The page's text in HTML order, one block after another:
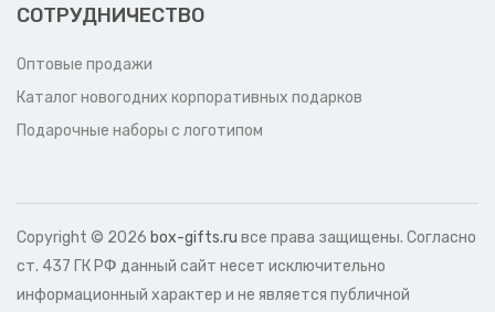
СОТРУДНИЧЕСТВО
Оптовые продажи
Каталог новогодних корпоративных подарков
Подарочные наборы с логотипом
Copyright © 2026 box-gifts.ru все права защищены. Согласно
ст. 437 ГК РФ данный сайт несет исключительно
информационный характер и не является публичной